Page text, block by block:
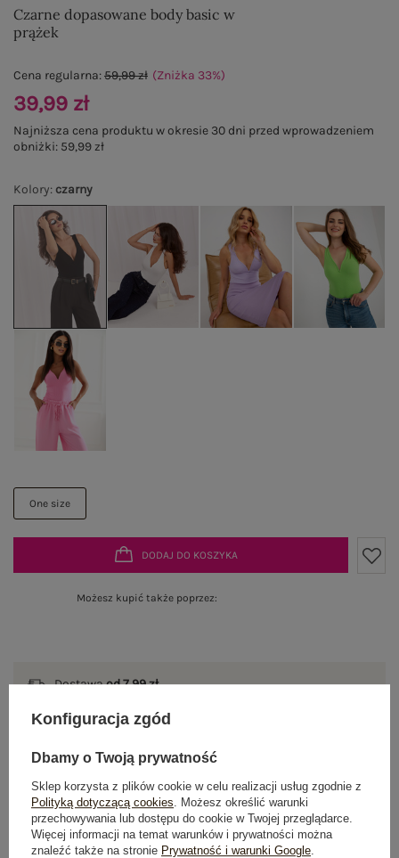
Czarne dopasowane body basic w
prążek
Kolory: czarny
One size
Cena regularna:59,99 zł (Zniżka 33%)
39,99 zł
Najniższa cena produktu w okresie 30 dni przed wprowadzeniem
obniżki: 59,99 zł
DODAJ DO KOSZYKA
Możesz kupić także poprzez:
Dostawaod 7,99 zł
Do darmowej dostawy brakuje
Wysyłka wponiedziałek
100 dni na zwrot
Konfiguracja zgód
Dbamy o Twoją prywatność
Sklep korzysta z plików cookie w celu realizacji usług zgodnie z
Polityką dotyczącą cookies . Możesz określić warunki
przechowywania lub dostępu do cookie w Twojej przeglądarce.
Więcej informacji na temat warunków i prywatności można
znaleźć także na stronie Prywatność i warunki Google